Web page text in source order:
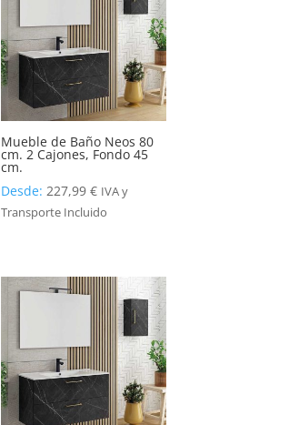
Mueble de Baño Neos 80
cm. 2 Cajones, Fondo 45
cm.
Desde: 227,99 € IVA y
Transporte Incluido